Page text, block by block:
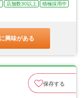
店舗数30以上
積極採用中
興味がある
保存する